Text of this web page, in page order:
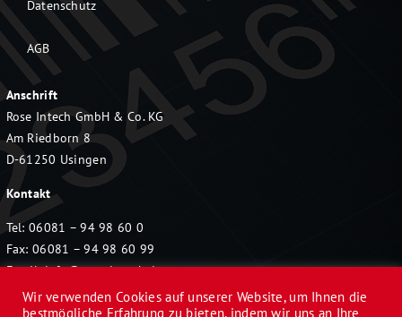
Datenschutz
AGB
Anschrift
Rose Intech GmbH & Co. KG
Am Riedborn 8
D-61250 Usingen
Kontakt
Tel: 06081 – 94 98 60 0
Fax: 06081 – 94 98 60 99
Email:info@rose-intech.de
Wir verwenden Cookies auf unserer Website, um Ihnen die
bestmögliche Erfahrung zu bieten, indem wir uns an Ihre